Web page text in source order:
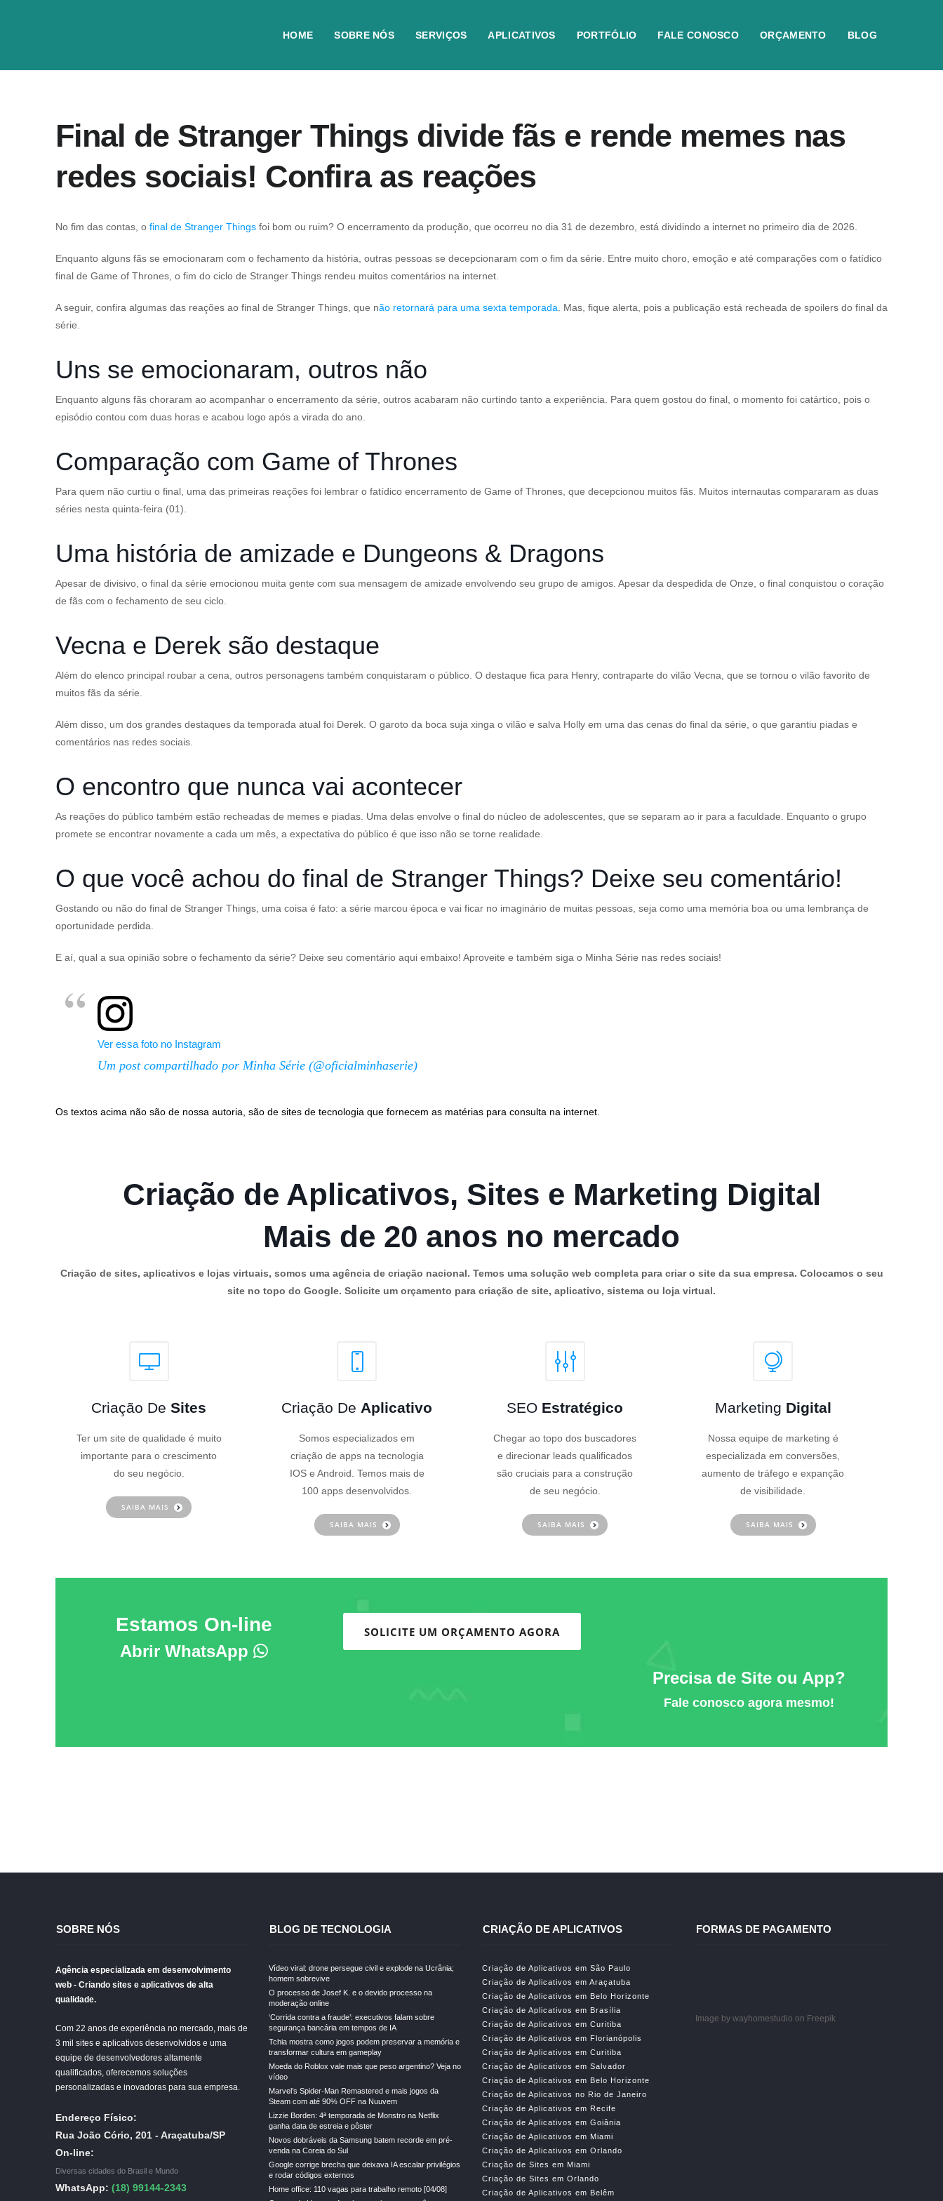
HOME SOBRE NÓS SERVIÇOS APLICATIVOS PORTFÓLIO FALE CONOSCO ORÇAMENTO BLOG
Final de Stranger Things divide fãs e rende memes nas
redes sociais! Confira as reações
No fim das contas, o final de Stranger Things foi bom ou ruim? O encerramento da produção, que ocorreu no dia 31 de dezembro, está dividindo a internet no primeiro dia de 2026.
Enquanto alguns fãs se emocionaram com o fechamento da história, outras pessoas se decepcionaram com o fim da série. Entre muito choro, emoção e até comparações com o fatídico
final de Game of Thrones, o fim do ciclo de Stranger Things rendeu muitos comentários na internet.
A seguir, confira algumas das reações ao final de Stranger Things, que não retornará para uma sexta temporada . Mas, fique alerta, pois a publicação está recheada de spoilers do final da
série.
Uns se emocionaram, outros não
Enquanto alguns fãs choraram ao acompanhar o encerramento da série, outros acabaram não curtindo tanto a experiência. Para quem gostou do final, o momento foi catártico, pois o
episódio contou com duas horas e acabou logo após a virada do ano.
Comparação com Game of Thrones
Para quem não curtiu o final, uma das primeiras reações foi lembrar o fatídico encerramento de Game of Thrones, que decepcionou muitos fãs. Muitos internautas compararam as duas
séries nesta quinta-feira (01).
Uma história de amizade e Dungeons & Dragons
Apesar de divisivo, o final da série emocionou muita gente com sua mensagem de amizade envolvendo seu grupo de amigos. Apesar da despedida de Onze, o final conquistou o coração
de fãs com o fechamento de seu ciclo.
Vecna e Derek são destaque
Além do elenco principal roubar a cena, outros personagens também conquistaram o público. O destaque fica para Henry, contraparte do vilão Vecna, que se tornou o vilão favorito de
muitos fãs da série.
Além disso, um dos grandes destaques da temporada atual foi Derek. O garoto da boca suja xinga o vilão e salva Holly em uma das cenas do final da série, o que garantiu piadas e
comentários nas redes sociais.
O encontro que nunca vai acontecer
As reações do público também estão recheadas de memes e piadas. Uma delas envolve o final do núcleo de adolescentes, que se separam ao ir para a faculdade. Enquanto o grupo
promete se encontrar novamente a cada um mês, a expectativa do público é que isso não se torne realidade.
O que você achou do final de Stranger Things? Deixe seu comentário!
Gostando ou não do final de Stranger Things, uma coisa é fato: a série marcou época e vai ficar no imaginário de muitas pessoas, seja como uma memória boa ou uma lembrança de
oportunidade perdida.
E aí, qual a sua opinião sobre o fechamento da série? Deixe seu comentário aqui embaixo! Aproveite e também siga o Minha Série nas redes sociais!
Ver essa foto no Instagram
Um post compartilhado por Minha Série (@oficialminhaserie)
Os textos acima não são de nossa autoria, são de sites de tecnologia que fornecem as matérias para consulta na internet.
Criação de Aplicativos, Sites e Marketing Digital
Mais de 20 anos no mercado
Criação de sites, aplicativos e lojas virtuais, somos uma agência de criação nacional. Temos uma solução web completa para criar o site da sua empresa. Colocamos o seu
site no topo do Google. Solicite um orçamento para criação de site, aplicativo, sistema ou loja virtual.
Criação DeSites
Ter um site de qualidade é muito
importante para o crescimento
do seu negócio.
SAIBA MAIS
Criação De Aplicativo
Somos especializados em
criação de apps na tecnologia
IOS e Android. Temos mais de
100 apps desenvolvidos.
SAIBA MAIS
SEO Estratégico
Chegar ao topo dos buscadores
e direcionar leads qualificados
são cruciais para a construção
de seu negócio.
SAIBA MAIS
Marketing Digital
Nossa equipe de marketing é
especializada em conversões,
aumento de tráfego e expanção
de visibilidade.
SAIBA MAIS
Estamos On-line
Abrir WhatsApp
SOLICITE UM ORÇAMENTO AGORA
Precisa de Site ou App?
Fale conosco agora mesmo!
SOBRE NÓS
Agência especializada em desenvolvimento
web - Criando sites e aplicativos de alta
qualidade.
Com 22 anos de experiência no mercado, mais de
3 mil sites e aplicativos desenvolvidos e uma
equipe de desenvolvedores altamente
qualificados, oferecemos soluções
personalizadas e inovadoras para sua empresa.
Endereço Físico:
Rua João Cório, 201 - Araçatuba/SP
On-line:
Diversas cidades do Brasil e Mundo
WhatsApp: (18) 99144-2343
BLOG DE TECNOLOGIA
Vídeo viral: drone persegue civil e explode na Ucrânia;
homem sobrevive
O processo de Josef K. e o devido processo na
moderação online
‘Corrida contra a fraude’: executivos falam sobre
segurança bancária em tempos de IA
Tchia mostra como jogos podem preservar a memória e
transformar cultura em gameplay
Moeda do Roblox vale mais que peso argentino? Veja no
vídeo
Marvel’s Spider-Man Remastered e mais jogos da
Steam com até 90% OFF na Nuuvem
Lizzie Borden: 4ª temporada de Monstro na Netflix
ganha data de estreia e pôster
Novos dobráveis da Samsung batem recorde em pré-
venda na Coreia do Sul
Google corrige brecha que deixava IA escalar privilégios
e rodar códigos externos
Home office: 110 vagas para trabalho remoto [04/08]
CRIAÇÃO DE APLICATIVOS
Criação de Aplicativos em São Paulo
Criação de Aplicativos em Araçatuba
Criação de Aplicativos em Belo Horizonte
Criação de Aplicativos em Brasília
Criação de Aplicativos em Curitiba
Criação de Aplicativos em Florianópolis
Criação de Aplicativos em Curitiba
Criação de Aplicativos em Salvador
Criação de Aplicativos em Belo Horizonte
Criação de Aplicativos no Rio de Janeiro
Criação de Aplicativos em Recife
Criação de Aplicativos em Goiânia
Criação de Aplicativos em Miami
Criação de Aplicativos em Orlando
Criação de Sites em Miami
Criação de Sites em Orlando
Criação de Aplicativos em Belêm
FORMAS DE PAGAMENTO
Image by wayhomestudio on Freepik